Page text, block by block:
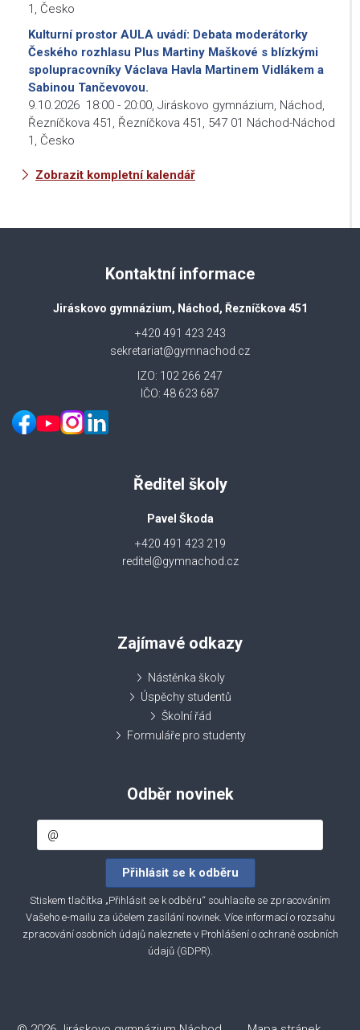
1, Česko
Kulturní prostor AULA uvádí: Debata moderátorky
Českého rozhlasu Plus Martiny Maškové s blízkými
spolupracovníky Václava Havla Martinem Vidlákem a
Sabinou Tančevovou.
9.10.2026 18:00 - 20:00 Jiráskovo gymnázium, Náchod,
Řezníčkova 451, Řezníčkova 451, 547 01 Náchod-Náchod
1, Česko
Zobrazit kompletní kalendář
Kontaktní informace
Jiráskovo gymnázium, Náchod, Řezníčkova 451
+420 491 423 243
sekretariat@gymnachod.cz
IZO: 102 266 247
IČO: 48 623 687
Ředitel školy
Pavel Škoda
+420 491 423 219
reditel@gymnachod.cz
Zajímavé odkazy
Nástěnka školy
Úspěchy studentů
Školní řád
Formuláře pro studenty
Odběr novinek
Stiskem tlačítka „Přihlásit se k odběru“ souhlasíte se zpracováním
Vašeho e-mailu za účelem zasílání novinek. Více informací o rozsahu
zpracování osobních údajů naleznete v Prohlášení o ochraně osobních
údajů (GDPR).